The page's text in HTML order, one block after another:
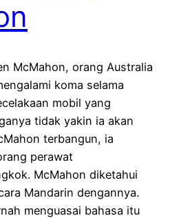
McMahon, orang Australia
koma selama
mobil yang
tidak yakin ia akan
terbangun, ia
perawat
McMahon diketahui
Mandarin dengannya.
menguasai bahasa itu